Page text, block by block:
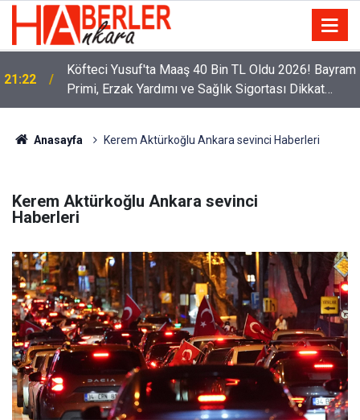
21:22
Köfteci Yusuf'ta Maaş 40 Bin TL Oldu 2026! Bayram
Primi, Erzak Yardımı ve Sağlık Sigortası Dikkat
Çekti
Anasayfa Kerem Aktürkoğlu Ankara sevinci Haberleri
Kerem Aktürkoğlu Ankara sevinci
Haberleri